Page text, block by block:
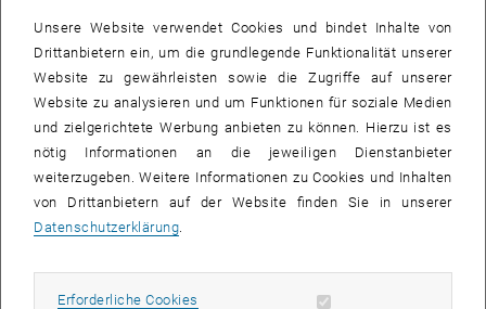
Subseiten von Austrian
Umsetzungsschritte.
Loop 3 – Verankerung:Organisationsweite Implementierung,
Integration in Strukturen, Prozesse und Kultur.
Jeder Loop adressiert dabei alle vier Leistungsdimensionen: die
Entwicklung neuer Ansätze (Enhancement), die Einbindung der
Betroffenen (Engagement), die Anpassung von Strukturen
(Execution) und die Sicherung der Ergebnisse (Enforcement).
Der Unterschied zu klassischen Neujahrsvorsätzen liegt auf der
wissenschaftlich fundierter Entwicklungsplan.
Unsere Website verwendet Cookies und bindet Inhalte von
Drittanbietern ein, um die grundlegende Funktionalität unserer
Website zu gewährleisten sowie die Zugriffe auf unserer
Website zu analysieren und um Funktionen für soziale Medien
und zielgerichtete Werbung anbieten zu können. Hierzu ist es
nötig Informationen an die jeweiligen Dienstanbieter
weiterzugeben. Weitere Informationen zu Cookies und Inhalten
von Drittanbietern auf der Website finden Sie in unserer
Datenschutzerklärung.
Erforderliche Cookies Erforderliche Cookies zulassen